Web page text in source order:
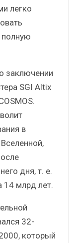
легко
полную
заключении
SGI Altix
в
дня, т. е.
14 млрд лет.
32-
который